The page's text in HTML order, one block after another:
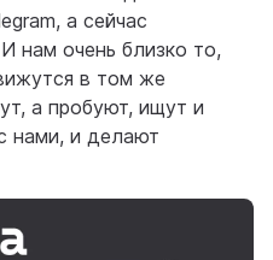
а сейчас
нам очень близко то,
в том же
а пробуют, ищут и
нами, и делают